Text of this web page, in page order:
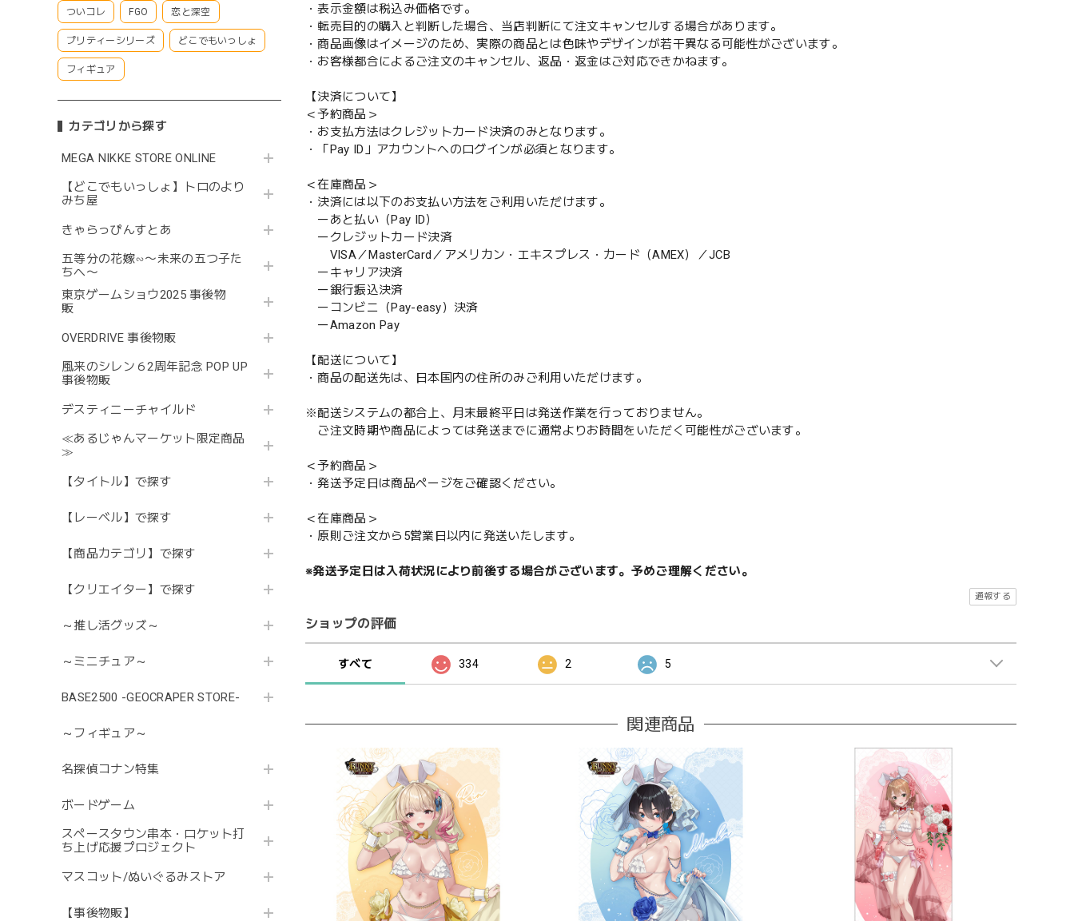
ついコレ FGO 恋と深空
プリティーシリーズ どこでもいっしょ
フィギュア
カテゴリから探す
MEGA NIKKE STORE ONLINE
【どこでもいっしょ】トロのより
みち屋
きゃらっぴんすとあ
五等分の花嫁∽〜未来の五つ子た
ちへ〜
東京ゲームショウ2025 事後物
販
OVERDRIVE 事後物販
風来のシレン６2周年記念 POP UP
事後物販
デスティニーチャイルド
≪あるじゃんマーケット限定商品
≫
【タイトル】で探す
【レーベル】で探す
【商品カテゴリ】で探す
【クリエイター】で探す
～推し活グッズ～
～ミニチュア～
BASE2500 -GEOCRAPER STORE-
～フィギュア～
名探偵コナン特集
ボードゲーム
スペースタウン串本・ロケット打
ち上げ応援プロジェクト
マスコット/ぬいぐるみストア
【事後物販】
・表示金額は税込み価格です。
・転売目的の購入と判断した場合、当店判断にて注文キャンセルする場合があります。
・商品画像はイメージのため、実際の商品とは色味やデザインが若干異なる可能性がございます。
・お客様都合によるご注文のキャンセル、返品・返金はご対応できかねます。
【決済について】
＜予約商品＞
・お支払方法はクレジットカード決済のみとなります。
・「Pay ID」アカウントへのログインが必須となります。
＜在庫商品＞
・決済には以下のお支払い方法をご利用いただけます。
ーあと払い（Pay ID）
ークレジットカード決済
VISA／MasterCard／アメリカン・エキスプレス・カード（AMEX）／JCB
ーキャリア決済
ー銀行振込決済
ーコンビニ（Pay-easy）決済
ーAmazon Pay
【配送について】
・商品の配送先は、日本国内の住所のみご利用いただけます。
※配送システムの都合上、月末最終平日は発送作業を行っておりません。
ご注文時期や商品によっては発送までに通常よりお時間をいただく可能性がございます。
＜予約商品＞
・発送予定日は商品ページをご確認ください。
＜在庫商品＞
・原則ご注文から5営業日以内に発送いたします。
※発送予定日は入荷状況により前後する場合がございます。予めご理解ください。
通報する
ショップの評価
すべて 334 2 5
関連商品